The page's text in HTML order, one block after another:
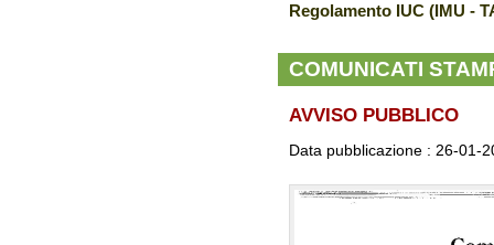
Regolamento IUC (IMU -
COMUNICATI
AVVISO PUBBLICO
Data pubblicazione : 26-01-